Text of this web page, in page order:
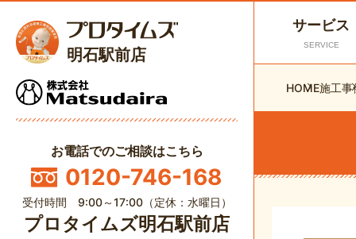
明石駅前店
お電話でのご相談はこちら
0120-746-168
受付時間 9:00～17:00（定休：水曜日）
プロタイムズ明石駅前店
サービス
SERVICE
HOME施工事